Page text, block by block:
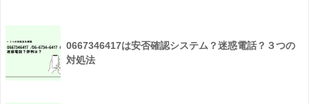
0667346417は安否確認システム？迷惑電話？３つの
対処法